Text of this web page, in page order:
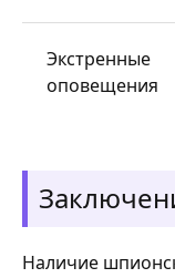
Экстренные
оповещения
Наличие